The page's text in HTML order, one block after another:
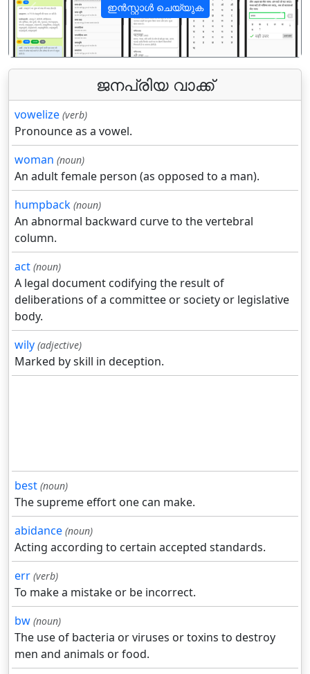
ഇൻസ്റ്റാൾ ചെയ്യുക
पिछला अगला
ജനപ്രിയ വാക്ക്
vowelize (verb)
Pronounce as a vowel.
woman (noun)
An adult female person (as opposed to a man).
humpback (noun)
An abnormal backward curve to the vertebral
column.
act (noun)
A legal document codifying the result of
deliberations of a committee or society or legislative
body.
wily (adjective)
Marked by skill in deception.
best (noun)
The supreme effort one can make.
abidance (noun)
Acting according to certain accepted standards.
err (verb)
To make a mistake or be incorrect.
bw (noun)
The use of bacteria or viruses or toxins to destroy
men and animals or food.